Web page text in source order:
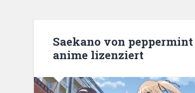
Saekano von peppermint
anime lizenziert